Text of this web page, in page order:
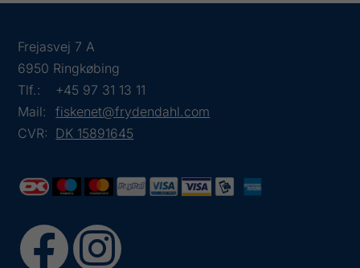
Frejasvej 7 A
6950 Ringkøbing
Tlf.:
+45 97 31 13 11
Mail:
fiskenet@frydendahl.com
CVR: DK 15891645